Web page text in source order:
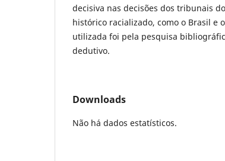
decisiva nas decisões dos tribunais
histórico racializado, como o Brasil e
utilizada foi pela pesquisa
dedutivo.
Downloads
Não há dados estatísticos.